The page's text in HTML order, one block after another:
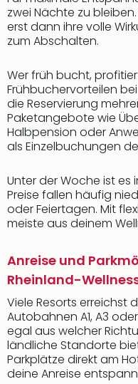
zwei Nächte zu
erst dann ihre volle
zum Abschalten.
Wer früh bucht,
Frühbuchervorteilen
die Reservierung
Paketangebote wie
Halbpension oder
als Einzelbuchungen
Unter der Woche ist es
Preise fallen häufig
oder Feiertagen. Mit
meiste aus deinem
Anreise und
Rheinland-
Viele Resorts erreichst
Autobahnen A1, A3
egal aus welcher
ländliche Standorte
Parkplätze direkt am
deine Anreise